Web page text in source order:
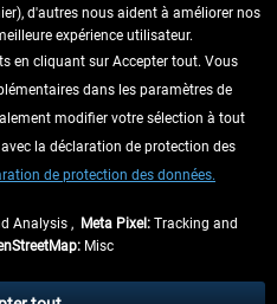
DERNIÈRES
si aucune description contraire.
d'autres nous aident à améliorer nos
expérience utilisateur.
en cliquant sur Accepter tout. Vous
dans les paramètres de
modifier votre sélection à tout
la déclaration de protection des
de protection des données.
Analysis , Meta Pixel: Tracking and
Misc